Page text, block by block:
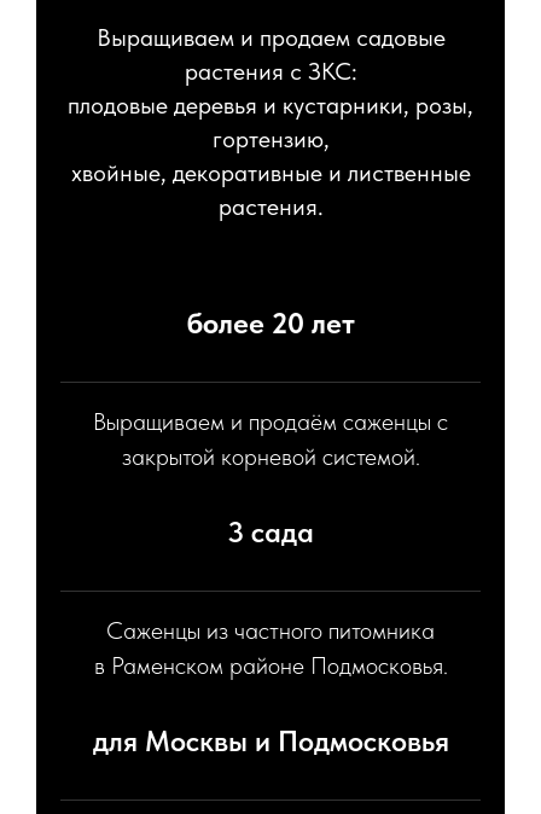
Выращиваем и продаем садовые
растения с ЗКС:
плодовые деревья и кустарники, розы,
гортензию,
хвойные, декоративные и лиственные
растения.
более 20 лет
Выращиваем и продаём саженцы с
закрытой корневой системой.
3 сада
Саженцы из частного питомника
в Раменском районе Подмосковья.
для Москвы и Подмосковья